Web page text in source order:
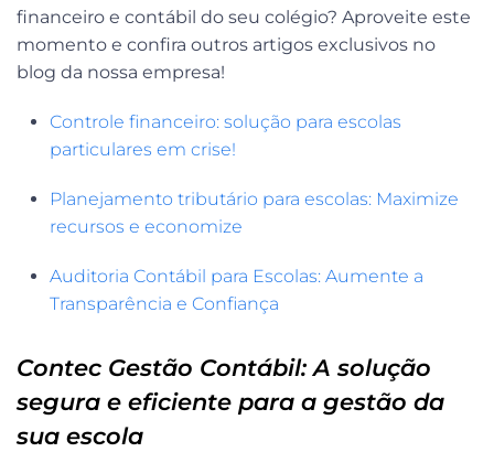
financeiro e contábil do seu colégio? Aproveite este
momento e confira outros artigos exclusivos no
blog da nossa empresa!
Controle financeiro: solução para escolas
particulares em crise!
Planejamento tributário para escolas: Maximize
recursos e economize
Auditoria Contábil para Escolas: Aumente a
Transparência e Confiança
Contec Gestão Contábil: A solução
segura e eficiente para a gestão da
sua escola